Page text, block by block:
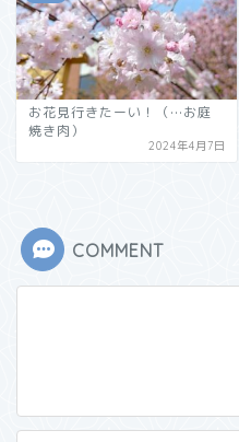
お花見行きたーい！（…お庭
焼き肉）
2024年4月7日
COMMENT